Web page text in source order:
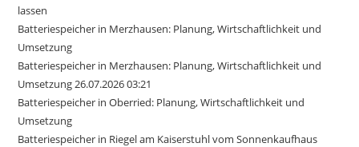
lassen
Batteriespeicher in Merzhausen: Planung, Wirtschaftlichkeit und
Umsetzung
Batteriespeicher in Merzhausen: Planung, Wirtschaftlichkeit und
Umsetzung 26.07.2026 03:21
Batteriespeicher in Oberried: Planung, Wirtschaftlichkeit und
Umsetzung
Batteriespeicher in Riegel am Kaiserstuhl vom Sonnenkaufhaus